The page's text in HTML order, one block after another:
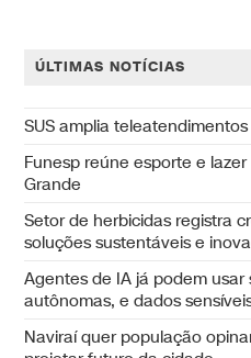
ÚLTIMAS NOTÍCIAS
SUS amplia
Funesp reúne esporte e
Grande
Setor de herbicidas registra
soluções sustentáveis e
Agentes de IA já podem
autônomas, e dados
Naviraí quer população